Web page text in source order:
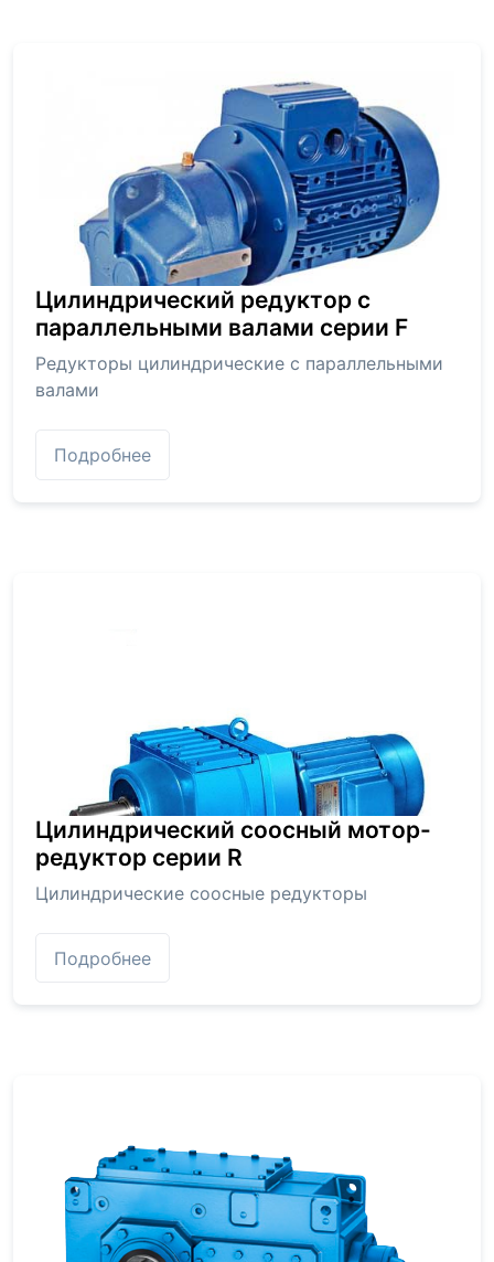
Цилиндрический редуктор с
параллельными валами серии F
Редукторы цилиндрические с параллельными
валами
Подробнее
Цилиндрический соосный мотор-
редуктор серии R
Цилиндрические соосные редукторы
Подробнее